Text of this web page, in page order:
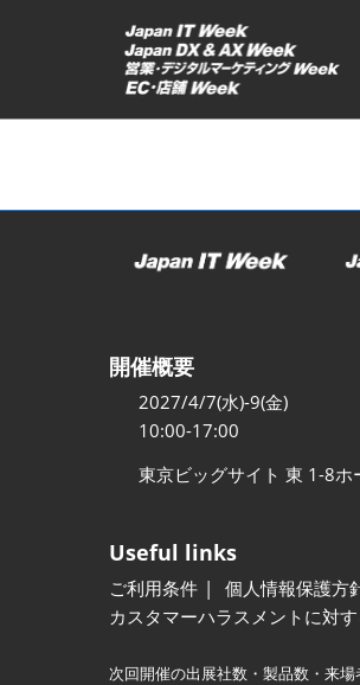
ッ
開催概要
2027/4/7(水)-9(金)
10:00-17:00
東京ビッグサイト 東 1-8ホ
Useful links
ご利用条件 個人情報保護方
カスタマーハラスメントに対
次回開催の出展社数・製品数・来